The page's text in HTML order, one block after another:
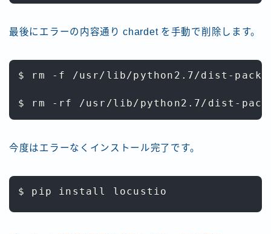
最後にエラーの内容通り chardet を手動で削除します。
$ rm -f /usr/lib/python2.7/dist-
今度はエラーなくインストール完了です。
$ pip install locustio